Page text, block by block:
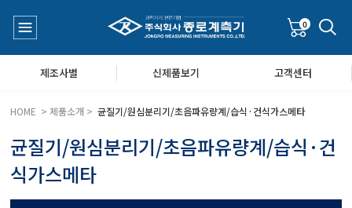
질측정기
기공기질/미세먼지/가스/소음/진동측정기
공지사항
Q&A
0
제조사별 신제품보기 고객센터
HOME > 제품소개 >균질기/원심분리기/초음파유량계/습식·건식가스메타
균질기/원심분리기/초음파유량계/습식·건
식가스메타